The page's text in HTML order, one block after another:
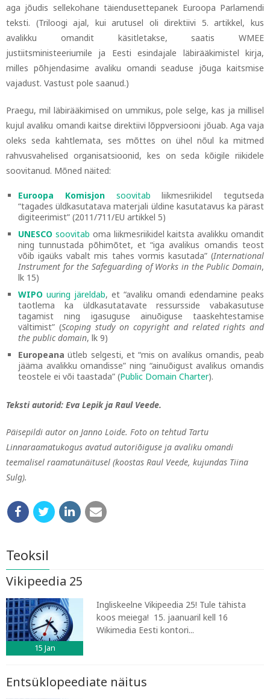
aga jõudis sellekohane täiendusettepanek Euroopa Parlamendi
teksti. (Triloogi ajal, kui arutusel oli direktiivi 5. artikkel, kus
avalikku omandit käsitletakse, saatis WMEE
justiitsministeeriumile ja Eesti esindajale läbirääkimistel kirja,
milles põhjendasime avaliku omandi seaduse jõuga kaitsmise
vajadust. Vastust pole saanud.)
Praegu, mil läbirääkimised on ummikus, pole selge, kas ja millisel
kujul avaliku omandi kaitse direktiivi lõppversiooni jõuab. Aga vaja
oleks seda kahtlemata, ses mõttes on ühel nõul ka mitmed
rahvusvahelised organisatsioonid, kes on seda kõigile riikidele
soovitanud. Mõned näited:
Euroopa Komisjonsoovitab liikmesriikidel tegutseda
“tagades üldkasutatava materjali üldine kasutatavus ka pärast
digiteerimist” (2011/711/EU artikkel 5)
UNESCO soovitab oma liikmesriikidel kaitsta avalikku omandit
ning tunnustada põhimõtet, et “iga avalikus omandis teost
võib igaüks vabalt mis tahes vormis kasutada” (International
Instrument for the Safeguarding of Works in the Public Domain,
lk 15)
WIPO uuring järeldab, et “avaliku omandi edendamine peaks
taotlema ka üldkasutatavate ressursside vabakasutuse
tagamist ning igasuguse ainuõiguse taaskehtestamise
vältimist” (Scoping study on copyright and related rights and
the public domain, lk 9)
Europeanaütleb selgesti, et “mis on avalikus omandis, peab
jääma avalikku omandisse” ning “ainuõigust avalikus omandis
teostele ei või taastada” (Public Domain Charter).
Teksti autorid: Eva Lepik ja Raul Veede.
Päisepildi autor on Janno Loide. Foto on tehtud Tartu
Linnaraamatukogus avatud autoriõiguse ja avaliku omandi
teemalisel raamatunäitusel (koostas Raul Veede, kujundas Tiina
Sulg).
Teoksil
Vikipeedia 25
15 Jan
Ingliskeelne Vikipeedia 25! Tule tähista
koos meiega! 15. jaanuaril kell 16
Wikimedia Eesti kontori...
Entsüklopeediate näitus